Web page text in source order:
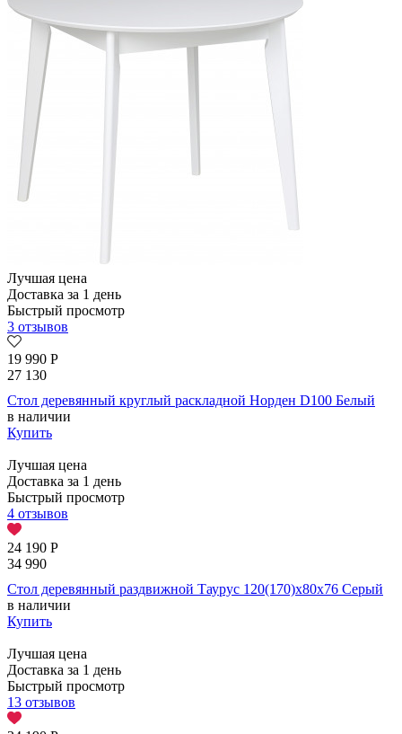
Лучшая цена
Доставка за 1 день
Быстрый просмотр
3 отзывов
19 990 Р
27 130
Стол деревянный круглый раскладной Норден D100 Белый
в наличии
Купить
Лучшая цена
Доставка за 1 день
Быстрый просмотр
4 отзывов
24 190 Р
34 990
Стол деревянный раздвижной Таурус 120(170)х80х76 Серый
в наличии
Купить
Лучшая цена
Доставка за 1 день
Быстрый просмотр
13 отзывов